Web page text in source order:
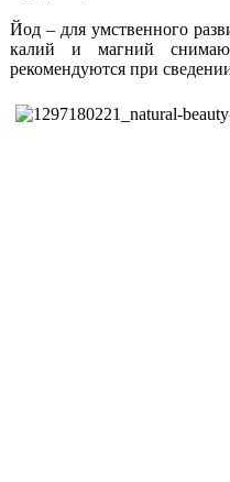
Йод – для умственного
калий и магний
рекомендуются при